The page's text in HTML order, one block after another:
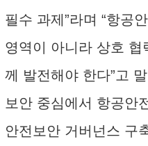
필수 과제”라며 “항공
영역이 아니라 상호
께 발전해야 한다”고
보안 중심에서 항공안
안전보안 거버넌스 구